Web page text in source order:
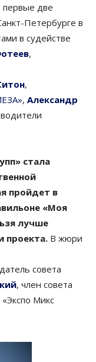
первые две
Петербурге в
в судействе
,
,
, Александр
стала
пройдет в
«Моя
лучше
проекта. В жюри
совета
, член совета
Микс